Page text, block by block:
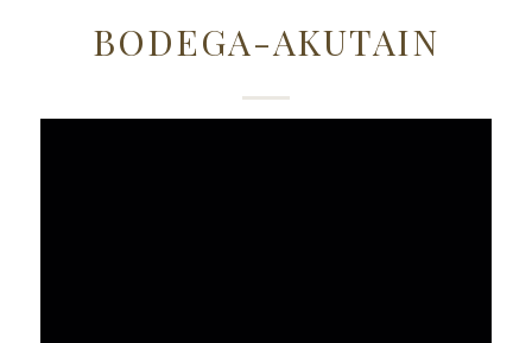
BODEGA-AKUTAIN